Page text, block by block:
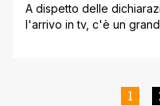
A dispetto delle
l'arrivo in tv, c'è un
1